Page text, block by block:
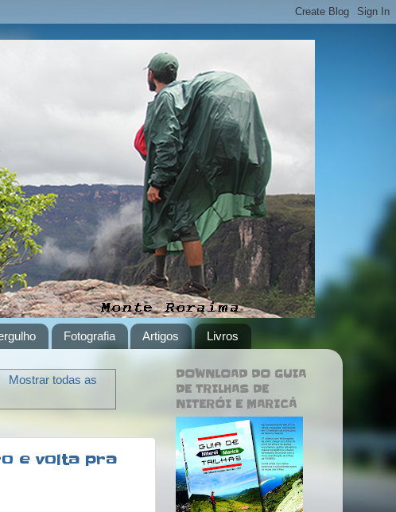
Fotografia Artigos Livros
Mostrar todas as
e volta pra
DOWNLOAD DO GUIA
DE TRILHAS DE
NITERÓI E MARICÁ